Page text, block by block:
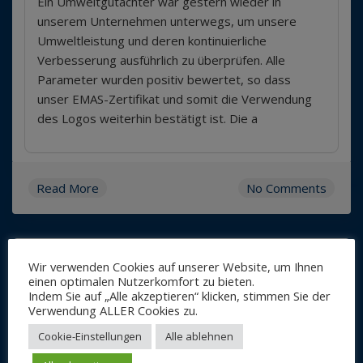
unserem Unternehmen unterwegs, um unsere
Umweltleistung und deren kontinuierliche
Verbesserung ausführlich zu überprüfen. Alle
Parameter wurden positiv bewertet, so dass
unser EMAS-Zertifikat und somit die Verwendung
des Logos weiterhin bestätigt ist. Die a
Read More No Comments
UMWELT- UND
KLIMAPAKT BAYERN
2024
Wir verwenden Cookies auf unserer Website, um Ihnen
einen optimalen Nutzerkomfort zu bieten.
Indem Sie auf „Alle akzeptieren“ klicken, stimmen Sie der
Verwendung ALLER Cookies zu.
Cookie-Einstellungen
Alle ablehnen